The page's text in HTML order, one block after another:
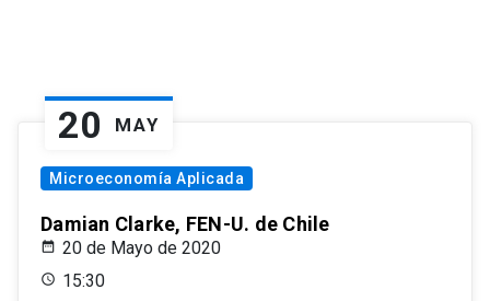
20 MAY
Microeconomía Aplicada
Damian Clarke, FEN-U. de Chile
20 de Mayo de 2020
15:30